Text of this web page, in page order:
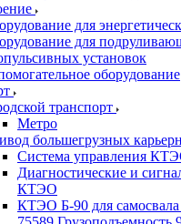
для
для
установок
оборудование
транспорт
Метро
большегрузных
Система управления
Диагностические и
КТЭО
КТЭО Б-90 для